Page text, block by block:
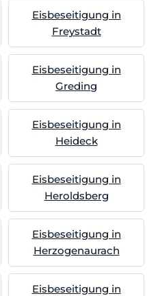
Eisbeseitigung in
Freystadt
Eisbeseitigung in
Greding
Eisbeseitigung in
Heideck
Eisbeseitigung in
Heroldsberg
Eisbeseitigung in
Herzogenaurach
Eisbeseitigung in